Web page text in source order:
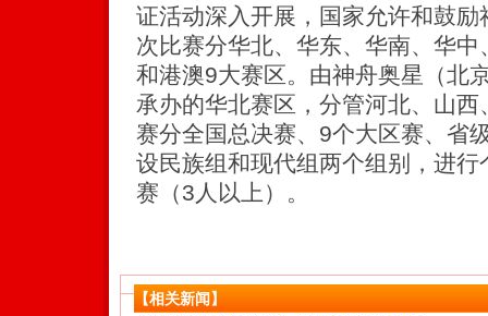
证活动深入开展，国家允许和鼓
次比赛分华北、华东、华南、华
和港澳9大赛区。由神舟奥星（北
承办的华北赛区，分管河北、山
赛分全国总决赛、9个大区赛、省
设民族组和现代组两个组别，进
赛（3人以上）。
【相关新闻】